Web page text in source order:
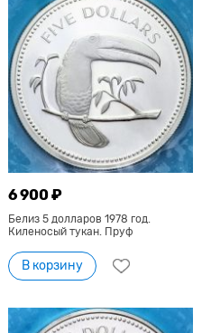
6 900 ₽
Белиз 5 долларов 1978 год.
Киленосый тукан. Пруф
В корзину